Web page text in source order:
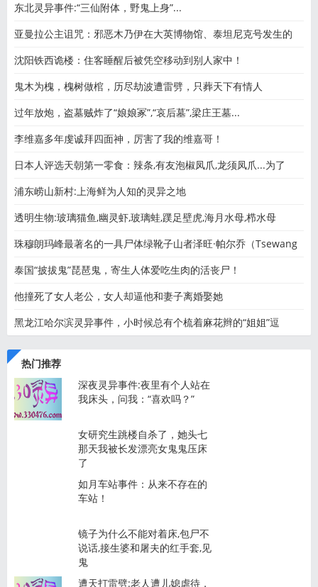
东北灵异事件:“三仙附体，野鬼上身”...
亚曼拉公主诅咒：邪恶木乃伊在大英博物馆、泰坦尼克号发生的
沈阳铁西诡楼：住客睡醒后被凭空移动到别人家中！
鬼木为槐，槐树做棺，历尽劫波遭雷劈，只葬天下有情人
过年放炮，盗墓贼炸了“娘娘冢”,“哀后墓”,梁庄王墓...
李维嘉多年虔诚拜四面神，厉害了我的维嘉哥！
日本人评选天朝第一零食：辣条,有友泡椒凤爪,龙须凤爪...为了
浦东崂山新村:上海鲜为人知的灵异之地
透明生物:玻璃猫鱼,幽灵虾,玻璃蛙,蹼足壁虎,海月水母,栉水母
珠穆朗玛峰最著名的一具尸体绿靴子山者泽旺·帕尔乔（Tsewang
泰国“披拔鬼”琵琶鬼，寄生人体爱吃生肉的活丧尸！
他撞死了女人老公，女人却逼他和妻子离婚娶她
黑龙江哈尔滨灵异事件，小时候总有个梳着麻花辫的“姐姐”逗
热门推荐
深夜灵异事件:夜里有个人站在
我床头，问我：“喜欢吗？”
女研究生跳楼自杀了，她头七
那天我被长发漂亮女鬼鬼压床
了
如月车站事件：从来不存在的
车站！
镜子为什么不能对着床,包尸不
说话,接生婆和屠夫的红手套,见
鬼
遭天打雷劈:老人遭儿媳虐待，